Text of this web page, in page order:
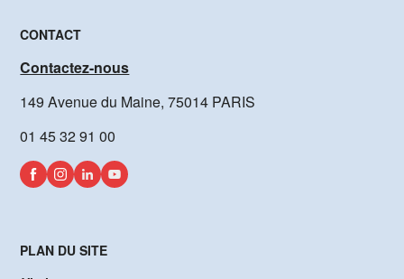
CONTACT
Contactez-nous
149 Avenue du Maine, 75014 PARIS
01 45 32 91 00
PLAN DU SITE